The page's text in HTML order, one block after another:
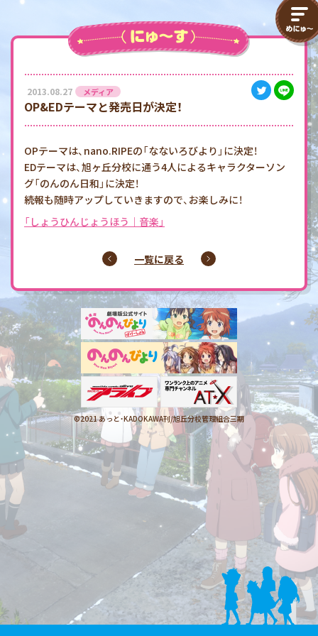
2013.08.27 メディア
OP&EDテーマと発売日が決定！
OPテーマは、nano.RIPEの「なないろびより」に決定！
EDテーマは、旭ヶ丘分校に通う4人によるキャラクターソン
グ「のんのん日和」に決定！
続報も随時アップしていきますので、お楽しみに！
「しょうひんじょうほう｜音楽」
一覧に戻る
©2021 あっと・KADOKAWA刊/旭丘分校管理組合三期